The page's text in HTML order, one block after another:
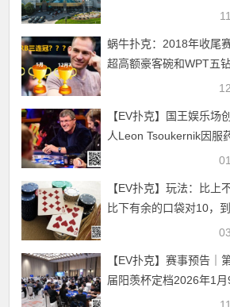
蜗牛扑克：2018年收尾赛
超高额豪客碗和WPT五
【EV扑克】国王娱乐场
人Leon Tsoukernik因服
量正在就医，目前情况
【EV扑克】玩法：比上
比下有余的口袋对10，
【EV扑克】赛事预告｜
届阳羡杯定档2026年1月
日-13日，山水秘境里的